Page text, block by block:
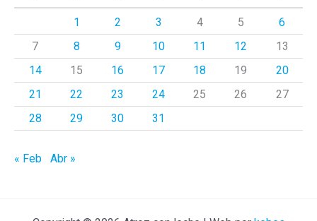
1 2 3 4 5
6
7
8 9 10 11 12
13
14
15 16 17 18 19
20
21
22 23 24 25 26
27
28
29 30 31
« Feb Abr »